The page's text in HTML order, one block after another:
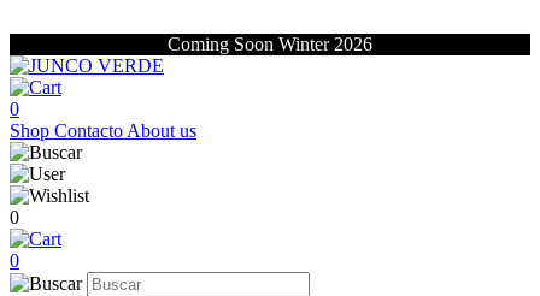
Coming Soon Winter 2026
0
Shop Contacto About us
0
0